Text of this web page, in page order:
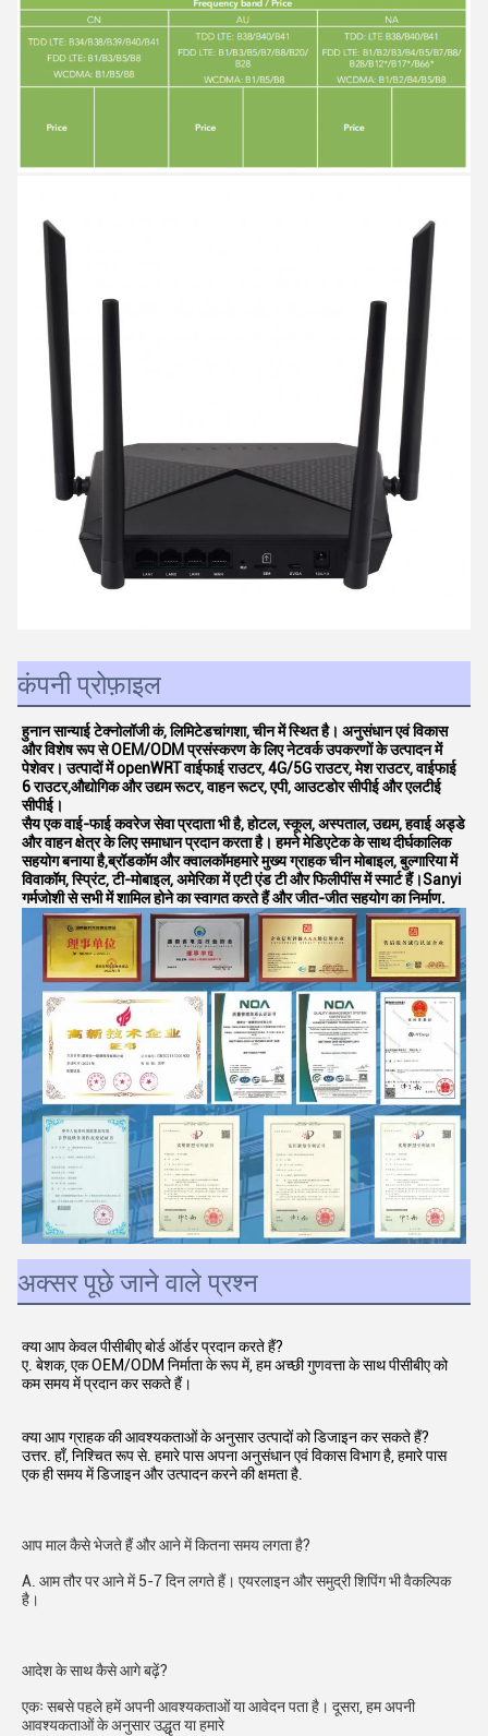
कंपनी प्रोफ़ाइल
हुनान सान्याई टेक्नोलॉजी कं, लिमिटेडचांगशा, चीन में स्थित है। अनुसंधान एवं विकास
और विशेष रूप से OEM/ODM प्रसंस्करण के लिए नेटवर्क उपकरणों के उत्पादन में
पेशेवर। उत्पादों में openWRT वाईफाई राउटर, 4G/5G राउटर, मेश राउटर, वाईफाई
6 राउटर,औद्योगिक और उद्यम रूटर, वाहन रूटर, एपी, आउटडोर सीपीई और एलटीई
सीपीई।
सैय एक वाई-फाई कवरेज सेवा प्रदाता भी है, होटल, स्कूल, अस्पताल, उद्यम, हवाई अड्डे
और वाहन क्षेत्र के लिए समाधान प्रदान करता है। हमने मेडिएटेक के साथ दीर्घकालिक
सहयोग बनाया है,ब्रॉडकॉम और क्वालकॉमहमारे मुख्य ग्राहक चीन मोबाइल, बुल्गारिया में
विवाकॉम, स्प्रिंट, टी-मोबाइल, अमेरिका में एटी एंड टी और फिलीपींस में स्मार्ट हैं।Sanyi
गर्मजोशी से सभी में शामिल होने का स्वागत करते हैं और जीत-जीत सहयोग का निर्माण.
अक्सर पूछे जाने वाले प्रश्न
क्या आप केवल पीसीबीए बोर्ड ऑर्डर प्रदान करते हैं?
ए. बेशक, एक OEM/ODM निर्माता के रूप में, हम अच्छी गुणवत्ता के साथ पीसीबीए को
कम समय में प्रदान कर सकते हैं।
क्या आप ग्राहक की आवश्यकताओं के अनुसार उत्पादों को डिजाइन कर सकते हैं?
उत्तर. हाँ, निश्चित रूप से. हमारे पास अपना अनुसंधान एवं विकास विभाग है, हमारे पास
एक ही समय में डिजाइन और उत्पादन करने की क्षमता है.
आप माल कैसे भेजते हैं और आने में कितना समय लगता है?
A. आम तौर पर आने में 5-7 दिन लगते हैं। एयरलाइन और समुद्री शिपिंग भी वैकल्पिक
है।
आदेश के साथ कैसे आगे बढ़ें?
एकः सबसे पहले हमें अपनी आवश्यकताओं या आवेदन पता है। दूसरा, हम अपनी
आवश्यकताओं के अनुसार उद्धृत या हमारे